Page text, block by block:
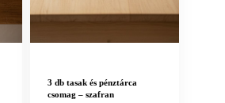
3 db tasak és pénztárca
csomag – szafran